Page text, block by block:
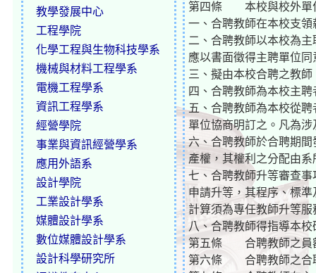
教學發展中心
工程學院
化學工程與生物科技學系
機械與材料工程學系
電機工程學系
資訊工程學系
經營學院
事業與資訊經營學系
應用外語系
設計學院
工業設計學系
媒體設計學系
數位媒體設計學系
設計科學研究所
第四條 本校與校外單
一、合聘教師在本校支
二、合聘教師以本校為
應以書面徵得主聘單位同
三、擬由本校合聘之教
四、合聘教師為本校主
五、合聘教師為本校從
單位協商明訂之。凡為
六、合聘教師於合聘期
產權，其權利之分配由
七、合聘教師升等審查
申請升等，其程序、標
計算須為專任教師升等
八、合聘教師得指導本
第五條 合聘教師之員
第六條 合聘教師之合